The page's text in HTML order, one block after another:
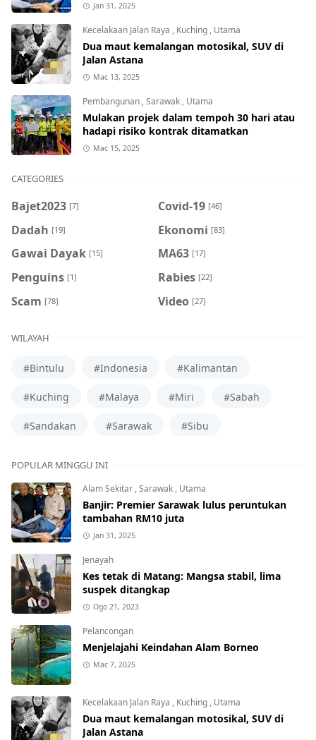
Jan 31, 2025
Kecelakaan Jalan Raya , Kuching , Utama
Dua maut kemalangan motosikal, SUV di
Jalan Astana
Mac 13, 2025
Pembangunan ,Sarawak , Utama
Mulakan projek dalam tempoh 30 hari atau
hadapi risiko kontrak ditamatkan
Mac 15, 2025
CATEGORIES
Bajet2023 [7] Covid-19 [46]
Dadah [19] Ekonomi [83]
Gawai Dayak [15] MA63 [17]
Penguins [1] Rabies [22]
Scam [78] Video [27]
WILAYAH
#Bintulu #Indonesia #Kalimantan
#Kuching #Malaya #Miri #Sabah
#Sandakan #Sarawak #Sibu
POPULAR MINGGU INI
Alam Sekitar ,Sarawak , Utama
Banjir: Premier Sarawak lulus peruntukan
tambahan RM10 juta
Jan 31, 2025
Jenayah
Kes tetak di Matang: Mangsa stabil, lima
suspek ditangkap
Ogo 21, 2023
Pelancongan
Menjelajahi Keindahan Alam Borneo
Mac 7, 2025
Kecelakaan Jalan Raya , Kuching , Utama
Dua maut kemalangan motosikal, SUV di
Jalan Astana